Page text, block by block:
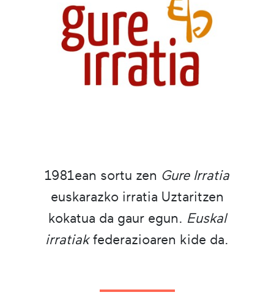
1981ean sortu zen Gure Irratia
euskarazko irratia Uztaritzen
kokatua da gaur egun. Euskal
irratiakfederazioaren kide da.